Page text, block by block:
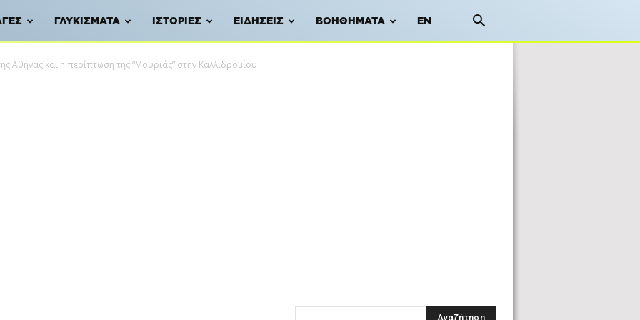
ΓΛΥΚΊΣΜΑΤΑ ΙΣΤΟΡΊΕΣ ΕΙΔΉΣΕΙΣ ΒΟΗΘΉΜΑΤΑ EN
Αθήνας και η περίπτωση της “Μουριάς” στην Καλλιδρομίου